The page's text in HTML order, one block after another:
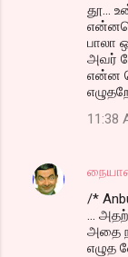
தூ...
பாலா
அவர்
என்ன
11:38
/*
...
அதை
எழுத